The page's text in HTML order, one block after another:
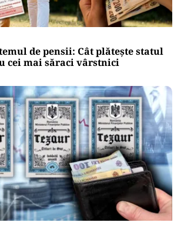
de pensii: Cât plătește statul
cei mai săraci vârstnici